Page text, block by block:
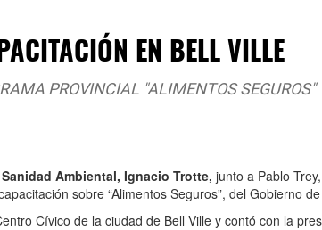
EN BELL VILLE
PROVINCIAL "ALIMENTOS SEGUROS"
Ambiental, Ignacio Trotte, junto a Pablo
sobre “Alimentos Seguros”, del Gobierno
Cívico de la ciudad de Bell Ville y contó con la